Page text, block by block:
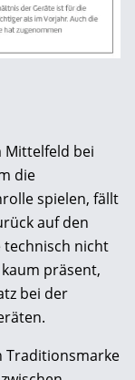
Mittelfeld bei
die
spielen, fällt
auf den
technisch nicht
präsent,
bei der
Traditionsmarke